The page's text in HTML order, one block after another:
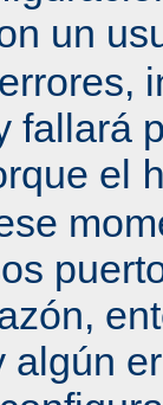
un
fallará
el
algún